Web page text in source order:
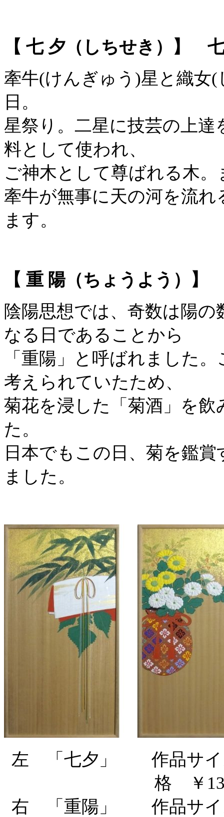
【 七 夕（しちせき）】
牽牛(けんぎゅう)星と織女
日。
星祭り。二星に技芸の上
料として使われ、
ご神木として尊ばれる木
牽牛が無事に天の河を流
ます。
【 重 陽（ちょうよう）
陰陽思想では、奇数は陽
なる日であることから
「重陽」と呼ばれました
考えられていたため、
菊花を浸した「菊酒」を
た。
日本でもこの日、菊を鑑
ました。
左 「七夕」 作品サイ
格 ￥
右 「重陽」 作品サイ